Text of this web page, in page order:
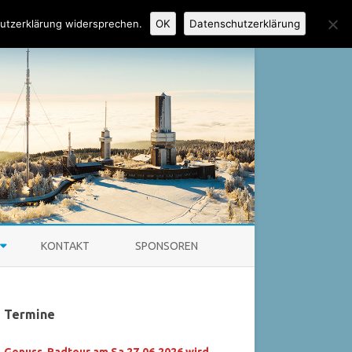
WASSERSKIABTEILUNG
KONTAKT SPONSOREN
Termine
widersprechen. OK Datenschutzerklärung